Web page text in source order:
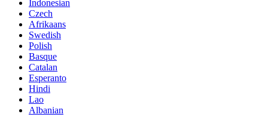
Indonesian
Czech
Afrikaans
Swedish
Polish
Basque
Catalan
Esperanto
Hindi
Lao
Albanian